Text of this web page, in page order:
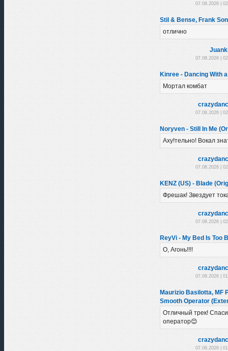
07.08.2026 |
Stil & Bense, Frank
отлично
07.08.2026 |
Kinree - Dancing With
Мортал комбат
07.08.2026 |
Noryven - Still In Me
Аху!тельно! Вокал
07.08.2026 |
KENZ (US) - Blade
Фрешак! Звездует
07.08.2026 |
ReyVi - My Bed Is Too
О, Агонь!!!!
07.08.2026 |
Maurizio Basilotta, MF
Smooth Operator
Отличный трек!
оператор😊
07.08.2026 |